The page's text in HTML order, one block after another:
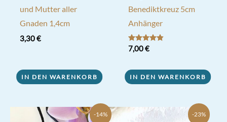
und Mutter aller
Gnaden 1,4cm
3,30€
IN DEN WARENKORB
Benediktkreuz 5cm
Anhänger
Bewertet
mit
7,00€
IN DEN WARENKORB
-14% -23%